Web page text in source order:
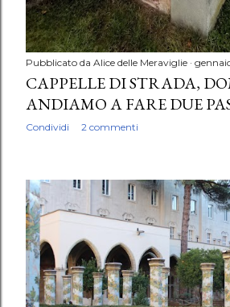
Pubblicato da Alice delle Meraviglie
CAPPELLE DI STRADA,
ANDIAMO A FARE DUE
Condividi 2 commenti